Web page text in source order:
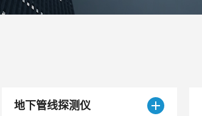
地下管线探测仪